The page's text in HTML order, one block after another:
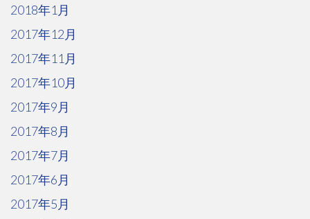
2018年1月
2017年12月
2017年11月
2017年10月
2017年9月
2017年8月
2017年7月
2017年6月
2017年5月